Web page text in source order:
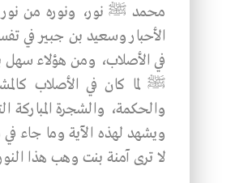
محمد ﷺ نور، ونوره من نور
الأحبار وسعيد بن جبير في
في الأصلاب، ومن هؤلاء سهل
ﷺ لما كان في الأصلاب
ويشهد لهذه الآية وما جاء
لا ترى آمنة بنت وهب هذا